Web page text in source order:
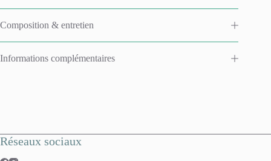
Composition & entretien
Informations complémentaires
Réseaux sociaux